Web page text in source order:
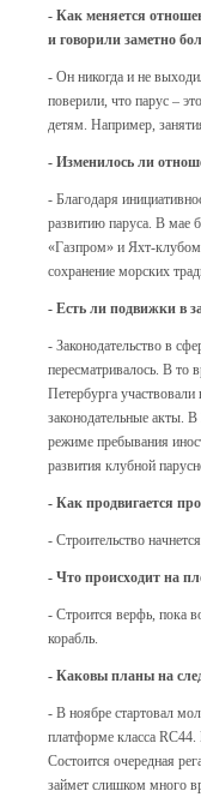
- Как меняется
и говорили заметно
- Он никогда и не
поверили, что парус –
детям. Например,
- Изменилось ли
- Благодаря
развитию паруса. В мае
«Газпром» и Яхт-клубом
сохранение морских
- Есть ли подвижки в
- Законодательство в
пересматривалось. В то
Петербурга
законодательные акты.
режиме пребывания
развития клубной
- Как продвигается
- Строительство
- Что происходит на
- Строится верфь, пока
корабль.
- Каковы планы на
- В ноябре стартовал
платформе класса
Состоится очередная
займет слишком много